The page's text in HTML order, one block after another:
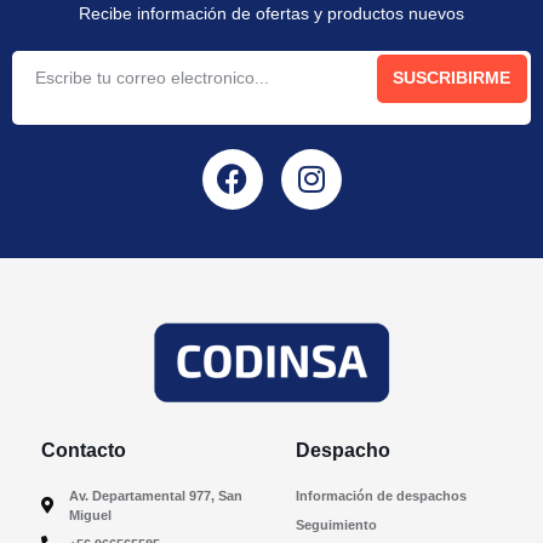
Recibe información de ofertas y productos nuevos
SUSCRIBIRME
Contacto
Av. Departamental 977, San
Miguel
Despacho
Información de despachos
Seguimiento